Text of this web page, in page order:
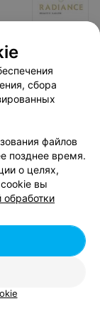
Все цены
сбора
файлов
позднее время.
о целях,
вы
обработки